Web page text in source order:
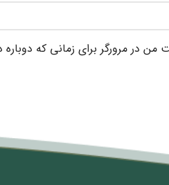
من در مرورگر برای زمانی که
خود را وارد کنید